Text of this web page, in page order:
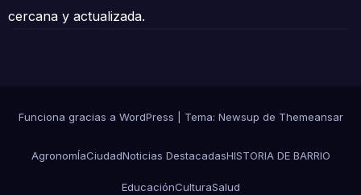
cercana y actualizada.
Funciona gracias a WordPress Tema: Newsup de Themeansar
AgronomÍaCiudadNoticias DestacadasHISTORIA DE BARRIO
EducaciónCulturaSalud